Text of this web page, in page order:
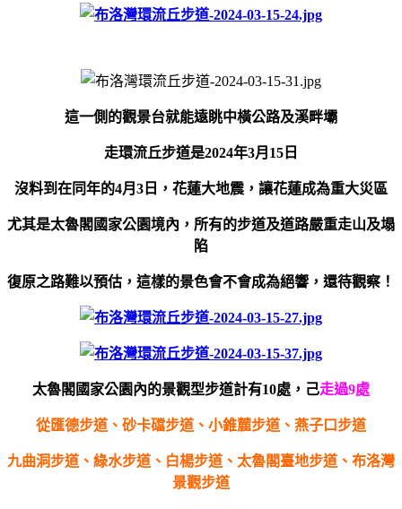
這一側的觀景台就能遠眺中橫公路及溪畔壩
走環流丘步道是2024年3月15日
沒料到在同年的4月3日，花蓮大地震，讓花蓮成為重大災區
尤其是太魯閣國家公園境內，所有的步道及道路嚴重走山及塌
陷
復原之路難以預估，這樣的景色會不會成為絕響，還待觀察！
太魯閣國家公園內的景觀型步道計有10處，己走過9處
從匯德步道、砂卡礑步道、小錐麓步道、燕子口步道
九曲洞步道、 綠水步道、白楊步道、太魯閣臺地步道、布洛灣
景觀步道